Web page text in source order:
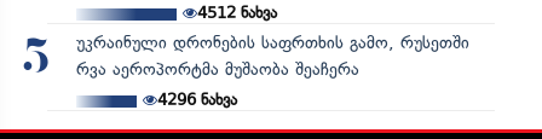
4512ნახვა
5
უკრაინული დრონების საფრთხის გამო, რუსეთში
რვა აეროპორტმა მუშაობა შეაჩერა
4296ნახვა